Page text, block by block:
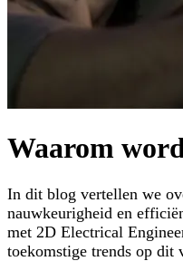
Waarom
In dit blog vertellen we
nauwkeurigheid en
met 2D Electrical
toekomstige trends op dit